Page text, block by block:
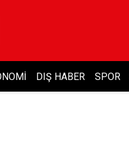
DIŞ HABER SPOR